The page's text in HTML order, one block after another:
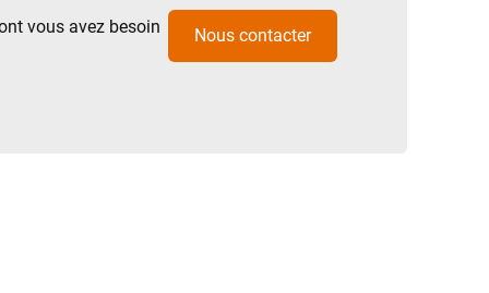
vous avez besoin Nous contacter